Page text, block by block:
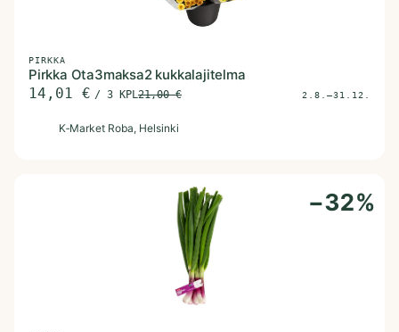
PIRKKA
Pirkka Ota3maksa2 kukkalajitelma
14,01 € / 3 KPL21,00€ 2.8.–31.12.
K‑Market Roba, Helsinki
−32%